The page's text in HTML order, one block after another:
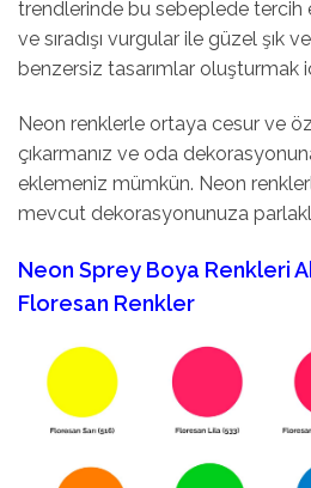
trendlerinde bu sebeplede tercih
ve sıradışı vurgular ile güzel şık
benzersiz tasarımlar oluşturmak
Neon renklerle ortaya cesur ve
çıkarmanız ve oda
eklemeniz mümkün. Neon
mevcut dekorasyonunuza
Neon Sprey Boya Renkleri
Floresan Renkler